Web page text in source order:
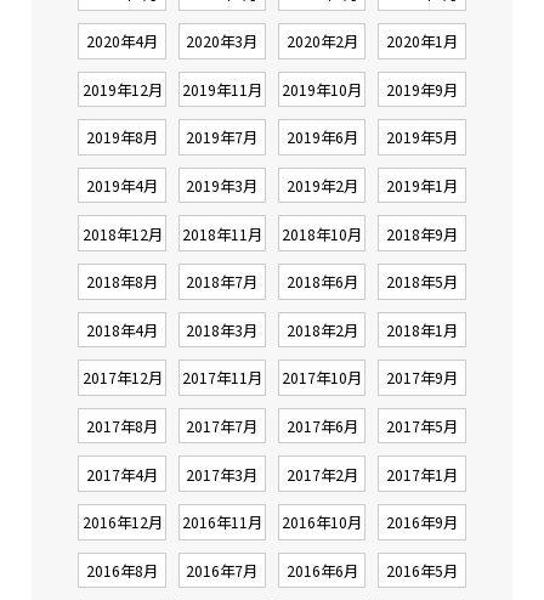
2020年4月 2020年3月 2020年2月 2020年1月
2019年12月 2019年11月 2019年10月 2019年9月
2019年8月 2019年7月 2019年6月 2019年5月
2019年4月 2019年3月 2019年2月 2019年1月
2018年12月 2018年11月 2018年10月 2018年9月
2018年8月 2018年7月 2018年6月 2018年5月
2018年4月 2018年3月 2018年2月 2018年1月
2017年12月 2017年11月 2017年10月 2017年9月
2017年8月 2017年7月 2017年6月 2017年5月
2017年4月 2017年3月 2017年2月 2017年1月
2016年12月 2016年11月 2016年10月 2016年9月
2016年8月 2016年7月 2016年6月 2016年5月